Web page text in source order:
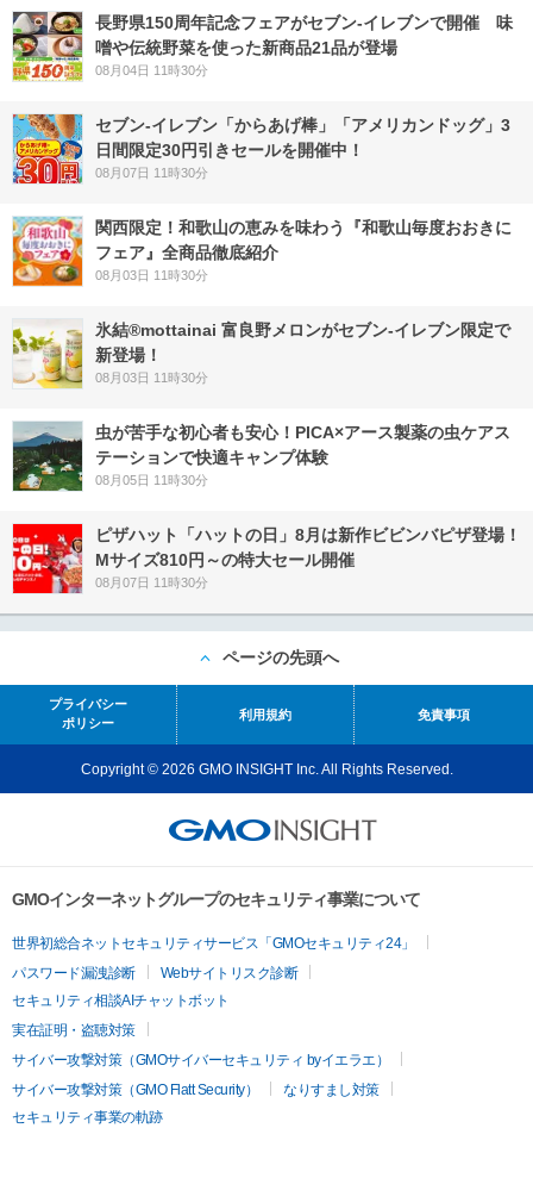
長野県150周年記念フェアがセブン-イレブンで開催 味
噌や伝統野菜を使った新商品21品が登場
08月04日 11時30分
セブン‐イレブン「からあげ棒」「アメリカンドッグ」3
日間限定30円引きセールを開催中！
08月07日 11時30分
関西限定！和歌山の恵みを味わう『和歌山毎度おおきに
フェア』全商品徹底紹介
08月03日 11時30分
氷結®mottainai 富良野メロンがセブン‐イレブン限定で
新登場！
08月03日 11時30分
虫が苦手な初心者も安心！PICA×アース製薬の虫ケアス
テーションで快適キャンプ体験
08月05日 11時30分
ピザハット「ハットの日」8月は新作ビビンバピザ登場！
Mサイズ810円～の特大セール開催
08月07日 11時30分
ページの先頭へ
プライバシー
ポリシー
利用規約 免責事項
Copyright © 2026 GMO INSIGHT Inc. All Rights Reserved.
GMOインターネットグループのセキュリティ事業について
世界初総合ネットセキュリティサービス「GMOセキュリティ24」
パスワード漏洩診断
Webサイトリスク診断
セキュリティ相談AIチャットボット
実在証明・盗聴対策
サイバー攻撃対策（GMOサイバーセキュリティ byイエラエ）
サイバー攻撃対策（GMO Flatt Security）
なりすまし対策
セキュリティ事業の軌跡